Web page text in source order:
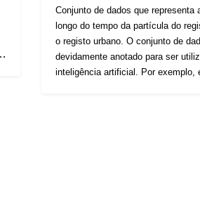
Conjunto de dados que representa
longo do tempo da partícula do
o registo urbano. O conjunto de
devidamente anotado para ser
inteligência artificial. Por exemplo,